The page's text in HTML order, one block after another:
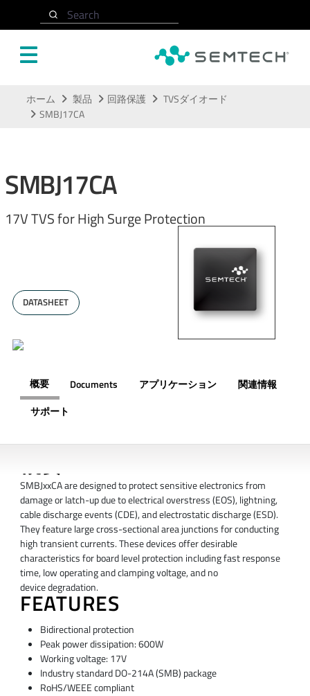
Search
ホーム 製品 回路保護
TVSダイオード
SMBJ17CA
SMBJ17CA
17V TVS for High Surge Protection
DATASHEET
概要 Documents アプリケーション
関連情報
サポート
SMBJxxCA are designed to protect sensitive electronics from
damage or latch-up due to electrical overstress (EOS), lightning,
cable discharge events (CDE), and electrostatic discharge (ESD).
They feature large cross-sectional area junctions for conducting
high transient currents. These devices offer desirable
characteristics for board level protection including fast response
time, low operating and clamping voltage, and no
device degradation.
FEATURES
Bidirectional protection
Peak power dissipation: 600W
Working voltage: 17V
Industry standard DO-214A (SMB) package
RoHS/WEEE compliant